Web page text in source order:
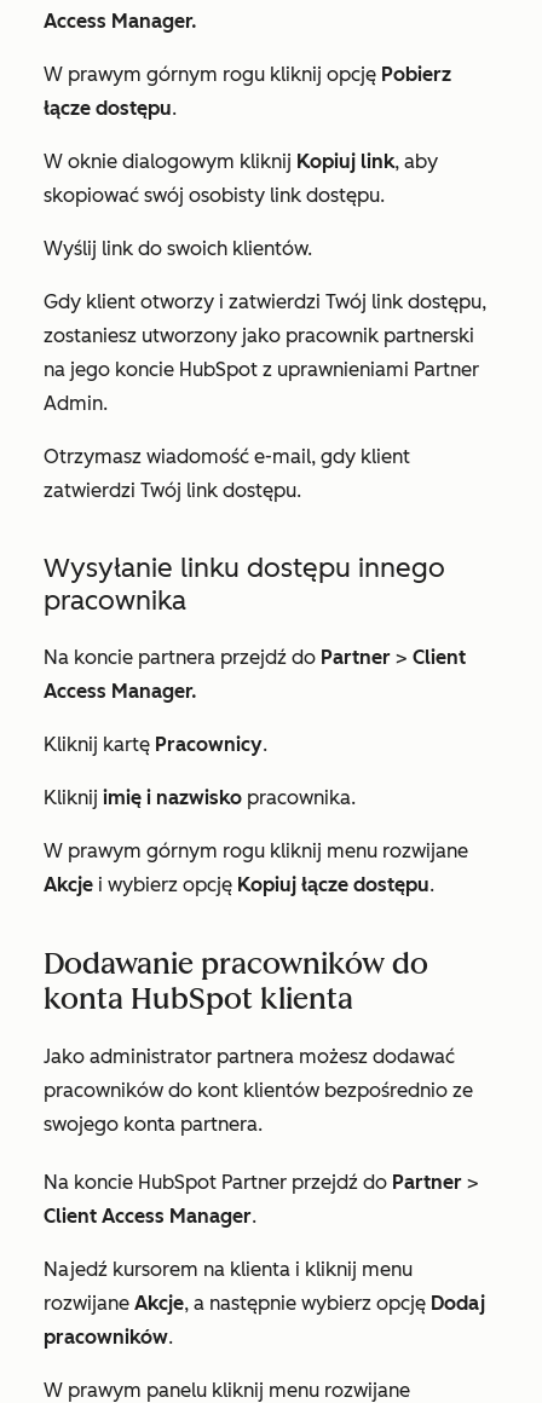
Access Manager.
W prawym górnym rogu kliknij opcję Pobierz
łącze dostępu.
W oknie dialogowym kliknij Kopiuj link, aby
skopiować swój osobisty link dostępu.
Wyślij link do swoich klientów.
Gdy klient otworzy i zatwierdzi Twój link dostępu,
zostaniesz utworzony jako pracownik partnerski
na jego koncie HubSpot z uprawnieniami Partner
Admin.
Otrzymasz wiadomość e-mail, gdy klient
zatwierdzi Twój link dostępu.
Wysyłanie linku dostępu innego
pracownika
Na koncie partnera przejdź do Partner > Client
Access Manager.
Kliknij kartę Pracownicy.
Kliknij imię i nazwisko pracownika.
W prawym górnym rogu kliknij menu rozwijane
Akcje i wybierz opcję Kopiuj łącze dostępu.
Dodawanie pracowników do
konta HubSpot klienta
Jako administrator partnera możesz dodawać
pracowników do kont klientów bezpośrednio ze
swojego konta partnera.
Na koncie HubSpot Partner przejdź do Partner >
Client Access Manager.
Najedź kursorem na klienta i kliknij menu
rozwijane Akcje, a następnie wybierz opcję Dodaj
pracowników.
W prawym panelu kliknij menu rozwijane